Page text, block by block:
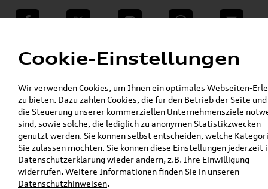
teilen Twitter Instagram WhatsApp E-Mail
VW Shop - VW Originalteile und Zubehör »
Audi Produkte » Audi Original Zubehör »
Komfort & Schutz » Fußmatten »
Original Audi Gummifußmatten » A1 / S1
»
Original Audi A1 Sportback (GB)
Gummifußmatten Hinten 82A061511 041
Cookie-Einstellungen
Wir verwenden Cookies, um Ihnen ein optimales Webseiten-
zu bieten. Dazu zählen Cookies, die für den Betrieb der Seite
die Steuerung unserer kommerziellen Unternehmensziele
sind, sowie solche, die lediglich zu anonymen Statistikzwecken
genutzt werden. Sie können selbst entscheiden, welche
Sie zulassen möchten. Sie können diese Einstellungen jederzeit
Datenschutzerklärung wieder ändern, z.B. Ihre Einwilligung
widerrufen. Weitere Informationen finden Sie in unseren
Datenschutzhinweisen.